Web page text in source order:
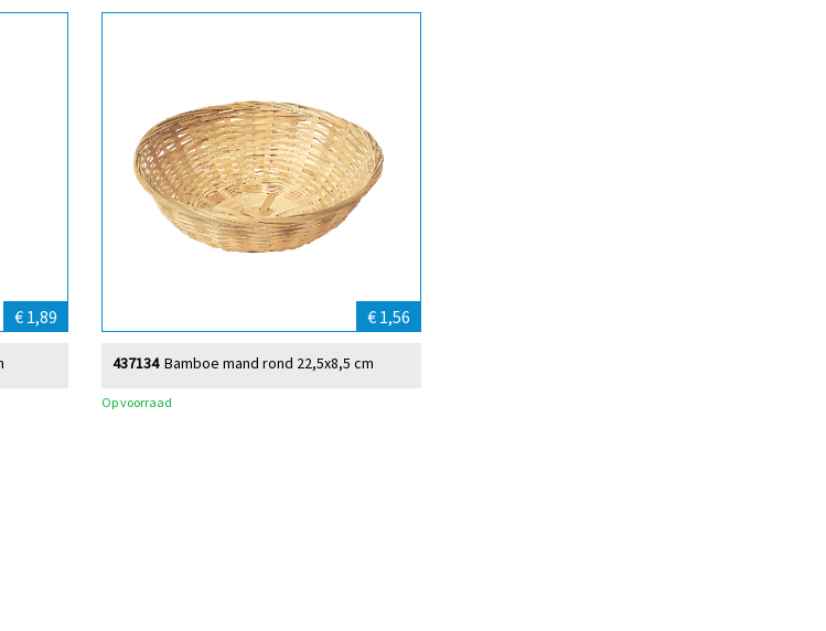
€ 1,89 € 1,56
Bamboe mand rond 22,5x8,5 cm
437134
Op voorraad